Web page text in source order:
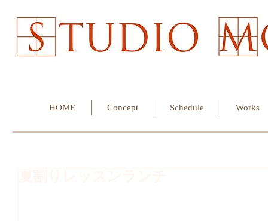
HOME Concept Schedule Works